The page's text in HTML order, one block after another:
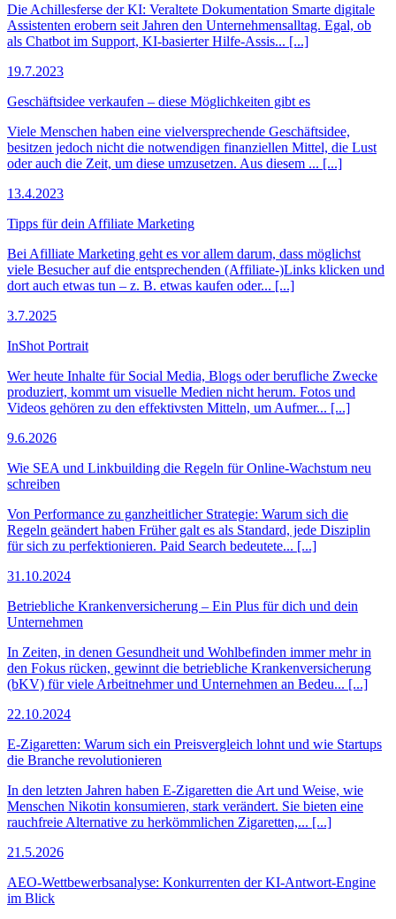
Die Achillesferse der KI: Veraltete Dokumentation Smarte digitale
Assistenten erobern seit Jahren den Unternehmensalltag. Egal, ob
als Chatbot im Support, KI-basierter Hilfe-Assis... [...]
19.7.2023
Geschäftsidee verkaufen – diese Möglichkeiten gibt es
Viele Menschen haben eine vielversprechende Geschäftsidee,
besitzen jedoch nicht die notwendigen finanziellen Mittel, die Lust
oder auch die Zeit, um diese umzusetzen. Aus diesem ... [...]
13.4.2023
Tipps für dein Affiliate Marketing
Bei Afilliate Marketing geht es vor allem darum, dass möglichst
viele Besucher auf die entsprechenden (Affiliate-)Links klicken und
dort auch etwas tun – z. B. etwas kaufen oder... [...]
3.7.2025
InShot Portrait
Wer heute Inhalte für Social Media, Blogs oder berufliche Zwecke
produziert, kommt um visuelle Medien nicht herum. Fotos und
Videos gehören zu den effektivsten Mitteln, um Aufmer... [...]
9.6.2026
Wie SEA und Linkbuilding die Regeln für Online-Wachstum neu
schreiben
Von Performance zu ganzheitlicher Strategie: Warum sich die
Regeln geändert haben Früher galt es als Standard, jede Disziplin
für sich zu perfektionieren. Paid Search bedeutete... [...]
31.10.2024
Betriebliche Krankenversicherung – Ein Plus für dich und dein
Unternehmen
In Zeiten, in denen Gesundheit und Wohlbefinden immer mehr in
den Fokus rücken, gewinnt die betriebliche Krankenversicherung
(bKV) für viele Arbeitnehmer und Unternehmen an Bedeu... [...]
22.10.2024
E-Zigaretten: Warum sich ein Preisvergleich lohnt und wie Startups
die Branche revolutionieren
In den letzten Jahren haben E-Zigaretten die Art und Weise, wie
Menschen Nikotin konsumieren, stark verändert. Sie bieten eine
rauchfreie Alternative zu herkömmlichen Zigaretten,... [...]
21.5.2026
AEO-Wettbewerbsanalyse: Konkurrenten der KI-Antwort-Engine
im Blick